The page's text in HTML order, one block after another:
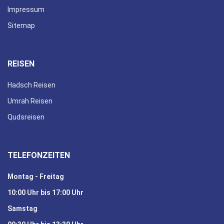
Impressum
Sitemap
REISEN
Hadsch Reisen
Umrah Reisen
Qudsreisen
TELEFONZEITEN
Montag - Freitag
10:00 Uhr bis 17:00 Uhr
Samstag